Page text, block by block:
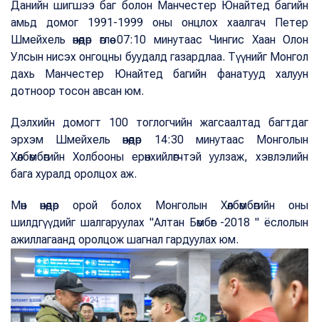
Данийн шигшээ баг болон Манчестер Юнайтед багийн
амьд домог 1991-1999 оны онцлох хаалгач Петер
Шмейхель өнөөдөр өглөө 07:10 минутаас Чингис Хаан Олон
Улсын нисэх онгоцны буудалд газардлаа. Түүнийг Монгол
дахь Манчестер Юнайтед багийн фанатууд халуун
дотноор тосон авсан юм.
Дэлхийн домогт 100 тоглогчийн жагсаалтад багтдаг
эрхэм Шмейхель өнөөдөр 14:30 минутаас Монголын
Хөлбөмбөгийн Холбооны ерөнхийлөгчтэй уулзаж, хэвлэлийн
бага хуралд оролцох аж.
Мөн өнөөдөр орой болох Монголын Хөлбөмбөгийн оны
шилдгүүдийг шалгаруулах "Алтан Бөмбөг -2018 " ёслолын
ажиллагаанд оролцож шагнал гардуулах юм.